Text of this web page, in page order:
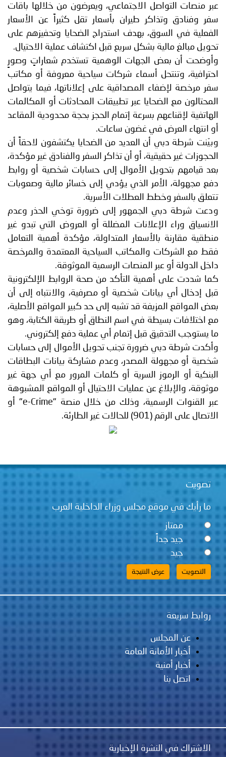
عبر منصات التواصل الاجتماعي، ويعرضون من خلالها باقات
سفر وفنادق وتذاكر طيران بأسعار تقل كثيراً عن الأسعار
الفعلية في السوق، بهدف استدراج الضحايا وتحفيزهم على
تحويل مبالغ مالية بشكل سريع قبل اكتشاف عملية الاحتيال.
وأوضحت أن بعض الجهات الوهمية تستخدم شعاراتٍ وصورٍ
احترافية، وتنتحل أسماء شركات سياحية معروفة أو مكاتب
سفر مرخصة لإضفاء المصداقية على إعلاناتها، فيما يتواصل
المحتالون مع الضحايا عبر تطبيقات المحادثات أو المكالمات
الهاتفية لإقناعهم بسرعة إتمام الحجز بحجة محدودية المقاعد
أو انتهاء العرض في غضون ساعات.
وبيّنت شرطة دبي أن العديد من الضحايا يكتشفون لاحقاً أن
الحجوزات غير حقيقية، أو أن تذاكر السفر والفنادق غير مؤكدة،
بعد قيامهم بتحويل الأموال إلى حسابات شخصية أو روابط
دفع مجهولة، الأمر الذي يؤدي إلى خسائر مالية وصعوبات
تتعلق بالسفر وخطط العطلات الأسرية.
ودعت شرطة دبي الجمهور إلى ضرورة توخي الحذر وعدم
الانسياق وراء الإعلانات المضللة أو العروض التي تبدو غير
منطقية مقارنة بالأسعار المتداولة، مؤكدة أهمية التعامل
فقط مع الشركات والمكاتب السياحية المعتمدة والمرخصة
داخل الدولة أو عبر المنصات الرسمية الموثوقة.
كما شددت على أهمية التأكد من صحة الروابط الإلكترونية
قبل إدخال أي بيانات شخصية أو مصرفية، والانتباه إلى أن
بعض المواقع المزيفة قد تشبه إلى حد كبير المواقع الأصلية،
مع اختلافات بسيطة في اسم النطاق أو طريقة الكتابة، وهو
ما يستوجب التدقيق قبل إتمام أي عملية دفع إلكتروني.
وأكدت شرطة دبي ضرورة تجنب تحويل الأموال إلى حسابات
شخصية أو مجهولة المصدر، وعدم مشاركة بيانات البطاقات
البنكية أو الرموز السرية أو كلمات المرور مع أي جهة غير
موثوقة، والإبلاغ عن عمليات الاحتيال أو المواقع المشبوهة
عبر القنوات الرسمية، وذلك من خلال منصة "e-Crime" أو
الاتصال على الرقم (901) للحالات غير الطارئة.
تصويت
ما رأيك في موقع مجلس وزراء الداخلية العرب
ممتاز
جيد جداً
جيد
روابط سريعة
عن المجلس
أخبار الأمانة العامة
أخبار أمنية
اتصل بنا
الاشتراك في النشرة الإخبارية